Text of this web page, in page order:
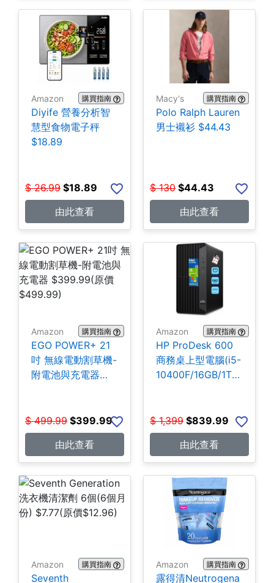
Amazon 購買指南
Diyife 營養分析智
慧型食物電子秤
$18.89
$ 26.99 $18.89
由此查看
Macy's 購買指南
Polo Ralph Lauren
男士襯衫 $44.43
$ 130 $44.43
由此查看
Amazon 購買指南
EGO POWER+ 21
吋 無線電動割草機-
附電池與充電器
$ 499.99 $399.99
由此查看
Amazon 購買指南
HP ProDesk 600
商務桌上型電腦(i5-
10400F/16GB/1TB
$ 1,399 $839.99
由此查看
Amazon 購買指南
Seventh
Amazon 購買指南
露得清Neutrogena